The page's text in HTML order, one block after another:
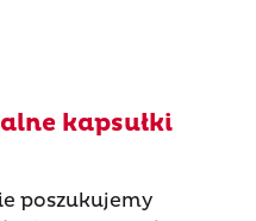
kapsułki
poszukujemy